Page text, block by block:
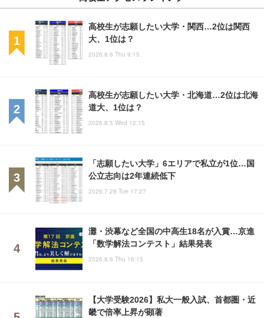
高校生が志願したい大学・関西…2位は関西
大、1位は？
2026.8.6 Thu 9:15
高校生が志願したい大学・北海道…2位は北海
道大、1位は？
2026.8.5 Wed 12:15
「志願したい大学」6エリアで私立が1位…国
公立志向は2年連続低下
2026.7.28 Tue 17:27
灘・渋幕など全国の中高生18名が入賞…京進
「数学解法コンテスト」結果発表
2026.8.6 Thu 16:15
【大学受験2026】私大一般入試、首都圏・近
畿で倍率上昇が顕著